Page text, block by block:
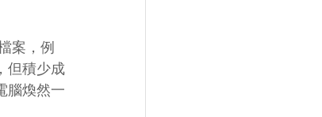
案，例
但積少成
腦煥然一